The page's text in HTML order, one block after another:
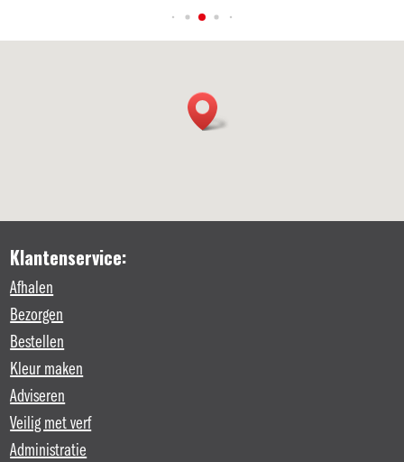
Klantenservice:
Afhalen
Bezorgen
Bestellen
Kleur maken
Adviseren
Veilig met verf
Administratie